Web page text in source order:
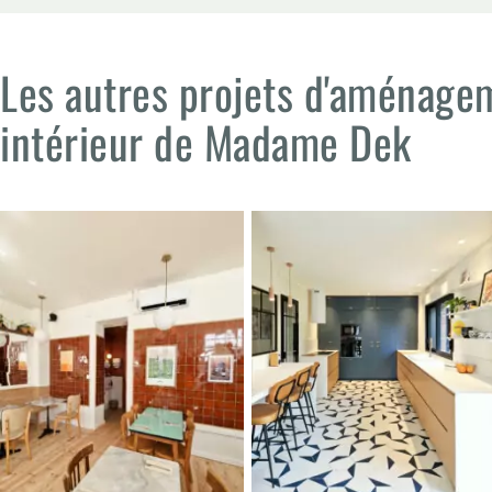
Les autres projets
intérieur de Madame Dek